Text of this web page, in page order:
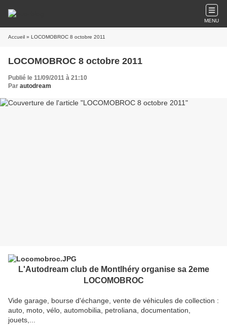
MENU
Accueil » LOCOMOBROC 8 octobre 2011
LOCOMOBROC 8 octobre 2011
Publié le 11/09/2011 à 21:10
Par autodream
L'Autodream club de Montlhéry organise sa 2eme
LOCOMOBROC
Vide garage, bourse d'échange, vente de véhicules de collection :
auto, moto, vélo, automobilia, petroliana, documentation,
jouets,...